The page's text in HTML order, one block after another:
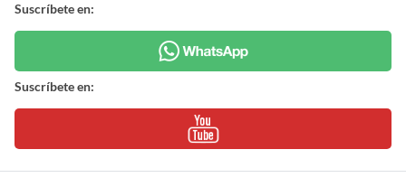
Suscríbete en:
Suscríbete en: